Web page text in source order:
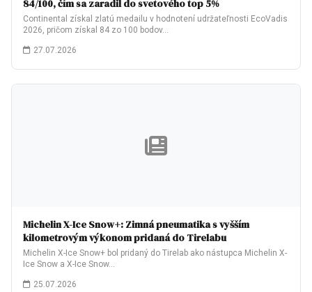
84/100, čím sa zaradil do svetového top 5%
Continental získal zlatú medailu v hodnotení udržateľnosti EcoVadis
2026, pričom získal 84 zo 100 bodov…
27.07.2026
Michelin X-Ice Snow+: Zimná pneumatika s vyšším
kilometrovým výkonom pridaná do Tirelabu
Michelin X-Ice Snow+ bol pridaný do Tirelab ako nástupca Michelin X-
Ice Snow a X-Ice Snow…
25.07.2026